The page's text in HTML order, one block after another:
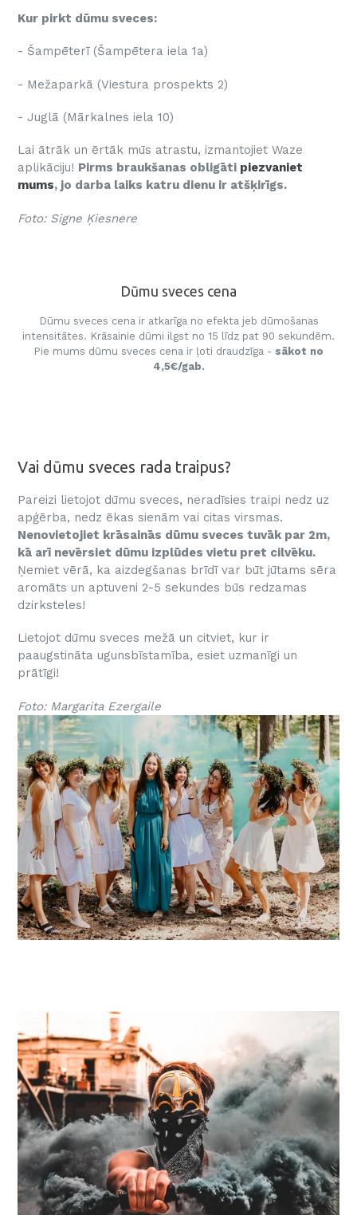
Kur pirkt dūmu sveces:
- Šampēterī (Šampētera iela 1a)
- Mežaparkā (Viestura prospekts 2)
- Juglā (Mārkalnes iela 10)
Lai ātrāk un ērtāk mūs atrastu, izmantojiet Waze
aplikāciju! Pirms braukšanas obligāti piezvaniet
mums, jo darba laiks katru dienu ir atšķirīgs.
Foto: Signe Ķiesnere
Dūmu sveces cena
Dūmu sveces cena ir atkarīga no efekta jeb dūmošanas
intensitātes. Krāsainie dūmi ilgst no 15 līdz pat 90 sekundēm.
Pie mums dūmu sveces cena ir ļoti draudzīga - sākot no
4,5€/gab.
Vai dūmu sveces rada traipus?
Pareizi lietojot dūmu sveces, neradīsies traipi nedz uz
apģērba, nedz ēkas sienām vai citas virsmas.
Nenovietojiet krāsainās dūmu sveces tuvāk par 2m,
kā arī nevērsiet dūmu izplūdes vietu pret cilvēku.
Ņemiet vērā, ka aizdegšanas brīdī var būt jūtams sēra
aromāts un aptuveni 2-5 sekundes būs redzamas
dzirksteles!
Lietojot dūmu sveces mežā un citviet, kur ir
paaugstināta ugunsbīstamība, esiet uzmanīgi un
prātīgi!
Foto: Margarita Ezergaile